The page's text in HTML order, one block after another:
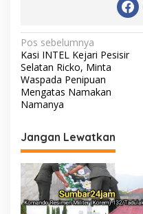
k
p
p
N
a
v
i
a
s
i
p
Pos sebelumnya
Kasi INTEL Kejari Pesisir
Selatan Ricko, Minta
Waspada Penipuan
Mengatas Namakan
Namanya
Jangan Lewatkan